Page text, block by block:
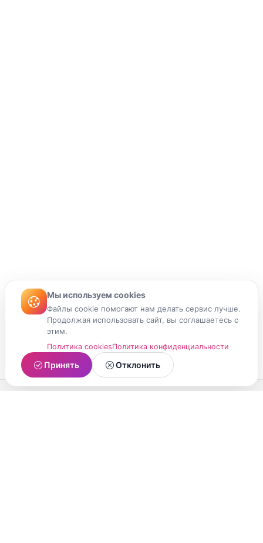
Мы используем cookies
Файлы cookie помогают нам делать сервис лучше.
Продолжая использовать сайт, вы соглашаетесь с
этим.
Политика cookiesПолитика конфиденциальности
Принять Отклонить